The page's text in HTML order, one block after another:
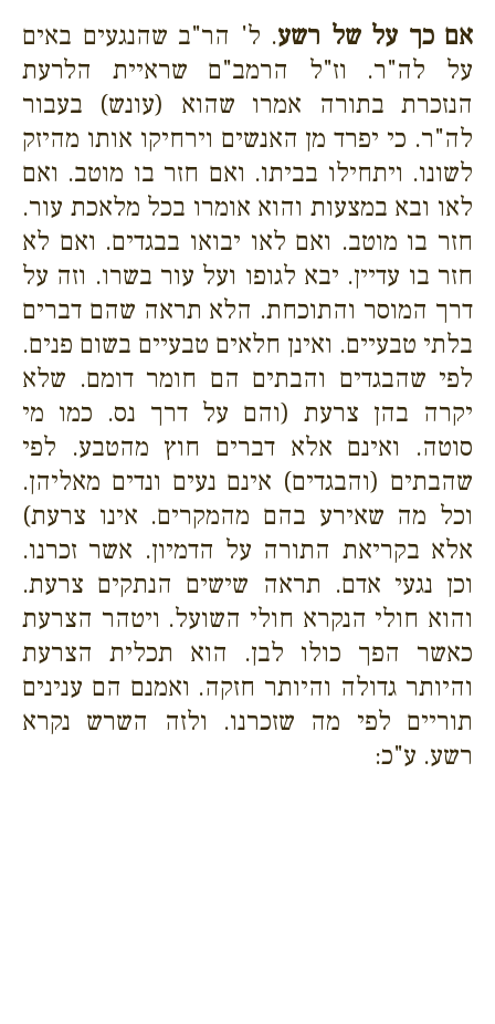
אם כך על של רשע. ל' הר"ב שהנגעים באים
על לה"ר. וז"ל הרמב"ם שראיית הלרעת
הנזכרת בתורה אמרו שהוא (עונש) בעבור
לה"ר. כי יפרד מן האנשים וירחיקו אותו מהיזק
לשונו. ויתחילו בביתו. ואם חזר בו מוטב. ואם
לאו ובא במצעות והוא אומרו בכל מלאכת עור.
חזר בו מוטב. ואם לאו יבואו בבגדים. ואם לא
חזר בו עדיין. יבא לגופו ועל עור בשרו. וזה על
דרך המוסר והתוכחת. הלא תראה שהם דברים
בלתי טבעיים. ואינן חלאים טבעיים בשום פנים.
לפי שהבגדים והבתים הם חומר דומם. שלא
יקרה בהן צרעת (והם על דרך נס. כמו מי
סוטה. ואינם אלא דברים חוץ מהטבע. לפי
שהבתים (והבגדים) אינם נעים ונדים מאליהן.
וכל מה שאירע בהם מהמקרים. אינו צרעת)
אלא בקריאת התורה על הדמיון. אשר זכרנו.
וכן נגעי אדם. תראה שישים הנתקים צרעת.
והוא חולי הנקרא חולי השועל. ויטהר הצרעת
כאשר הפך כולו לבן. הוא תכלית הצרעת
והיותר גדולה והיותר חזקה. ואמנם הם ענינים
תוריים לפי מה שזכרנו. ולזה השרש נקרא
רשע. ע"כ: